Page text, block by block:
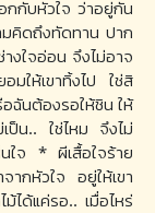
กับหัวใจ ว่าอยู่กัน
คิดถึงทัดทาน ปาก
งใจอ่อน จึงไม่อาจ
มให้เขาทิ้งไป ใช่สิ
ฉันต้องรอให้ชิน ให้
ป็น.. ใช่ไหม จึงไม่
นใจ * ผีเสื้อใจร้าย
ากหัวใจ อยู่ให้เขา
ได้แค่รอ.. เมื่อไหร่